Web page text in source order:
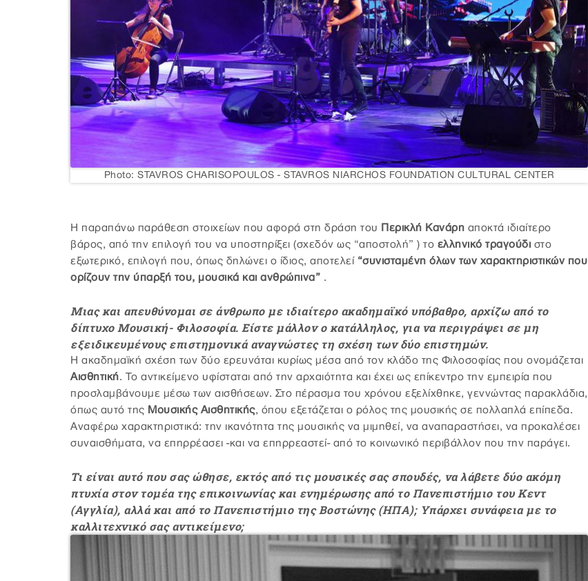
Photo: STAVROS CHARISOPOULOS - STAVROS NIARCHOS FOUNDATION CULTURAL CENTER
Η παραπάνω παράθεση στοιχείων που αφορά στη δράση του Περικλή Κανάρη αποκτά ιδιαίτερο
βάρος, από την επιλογή του να υποστηρίξει (σχεδόν ως “αποστολή” ) το ελληνικό τραγούδι στο
εξωτερικό, επιλογή που, όπως δηλώνει ο ίδιος, αποτελεί “συνισταμένη όλων των χαρακτηριστικών που
ορίζουν την ύπαρξή του, μουσικά και ανθρώπινα” .
Μιας και απευθύνομαι σε άνθρωπο με ιδιαίτερο ακαδημαϊκό υπόβαθρο, αρχίζω από το
δίπτυχο Μουσική- Φιλοσοφία. Είστε μάλλον ο κατάλληλος, για να περιγράψει σε μη
εξειδικευμένους επιστημονικά αναγνώστες τη σχέση των δύο επιστημών.
Η ακαδημαϊκή σχέση των δύο ερευνάται κυρίως μέσα από τον κλάδο της Φιλοσοφίας που ονομάζεται
Αισθητική. Το αντικείμενο υφίσταται από την αρχαιότητα και έχει ως επίκεντρο την εμπειρία που
προσλαμβάνουμε μέσω των αισθήσεων. Στο πέρασμα του χρόνου εξελίχθηκε, γεννώντας παρακλάδια,
όπως αυτό της Μουσικής Αισθητικής, όπου εξετάζεται ο ρόλος της μουσικής σε πολλαπλά επίπεδα.
Αναφέρω χαρακτηριστικά: την ικανότητα της μουσικής να μιμηθεί, να αναπαραστήσει, να προκαλέσει
συναισθήματα, να επηρρέασει -και να επηρρεαστεί- από το κοινωνικό περιβάλλον που την παράγει.
Τι είναι αυτό που σας ώθησε, εκτός από τις μουσικές σας σπουδές, να λάβετε δύο ακόμη
πτυχία στον τομέα της επικοινωνίας και ενημέρωσης από το Πανεπιστήμιο του Κεντ
(Αγγλία), αλλά και από το Πανεπιστήμιο της Βοστώνης (ΗΠΑ); Υπάρχει συνάφεια με το
καλλιτεχνικό σας αντικείμενο;